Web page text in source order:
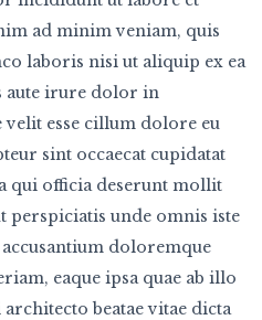
ad minim veniam, quis
laboris nisi ut aliquip ex ea
aute irure dolor in
esse cillum dolore eu
sint occaecat cupidatat
qui officia deserunt mollit
perspiciatis unde omnis iste
doloremque
eaque ipsa quae ab illo
beatae vitae dicta